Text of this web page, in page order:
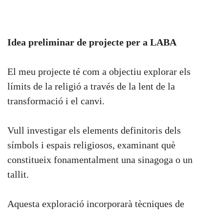
Idea preliminar de projecte per a LABA
El meu projecte té com a objectiu explorar els
límits de la religió a través de la lent de la
transformació i el canvi.
Vull investigar els elements definitoris dels
símbols i espais religiosos, examinant què
constitueix fonamentalment una sinagoga o un
tallit.
Aquesta exploració incorporarà tècniques de